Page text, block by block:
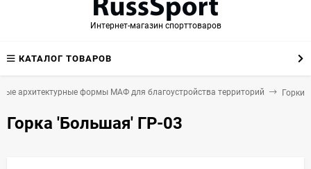
Интернет-магазин спорттоваров
КАТАЛОГ ТОВАРОВ
архитектурные формы МАФ для благоустройства территорий Горки
Горка 'Большая' ГР-03